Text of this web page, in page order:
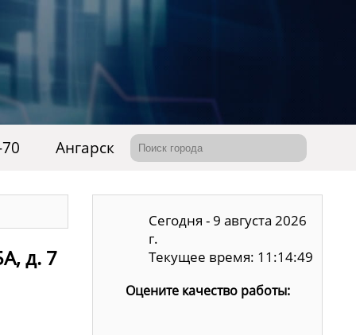
Ангарск
д. 7
Сегодня - 9 августа 2026
г.
Текущее время: 11:14:50
Оцените качество работы: